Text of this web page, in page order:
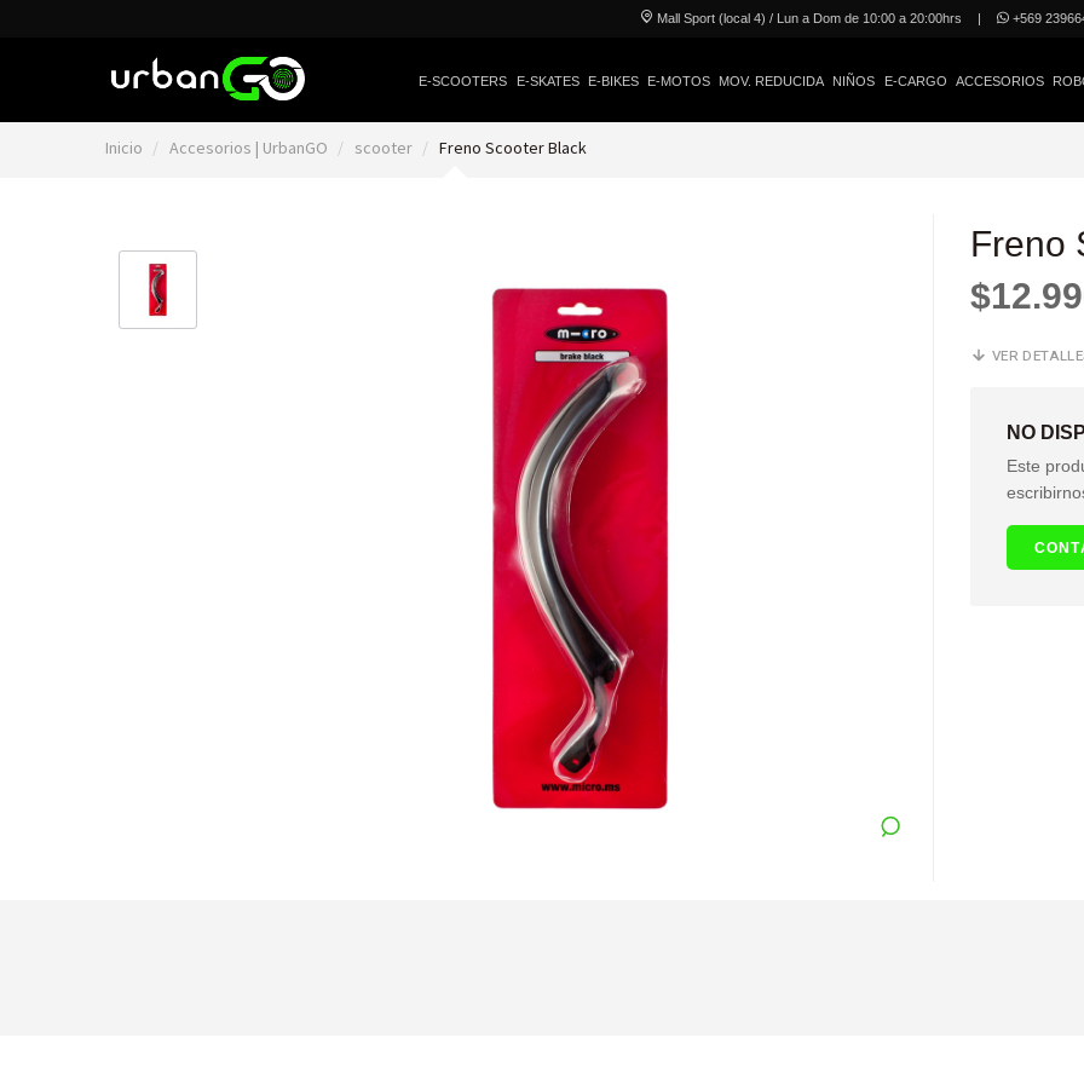
Mall Sport (local 4) / Lun a Dom de 10:00 a 20:00hrs | +569
E-SCOOTERS E-SKATES E-BIKES E-MOTOS MOV. REDUCIDA NIÑOS E-CARGO ACCESORIOS
Inicio Accesorios | UrbanGO scooter Freno Scooter Black
Freno
VER
NO
Este